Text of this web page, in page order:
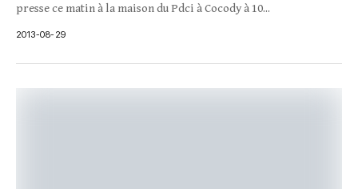
presse ce matin à la maison du Pdci à Cocody à 10...
2013-08-29